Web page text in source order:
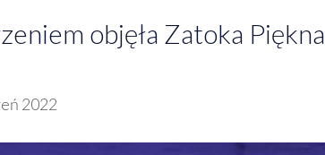
objęła Zatoka Piękna
2022